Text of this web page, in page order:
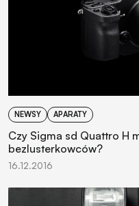
NEWSY APARATY
Czy Sigma sd Quattro H
bezlusterkowców?
16.12.2016